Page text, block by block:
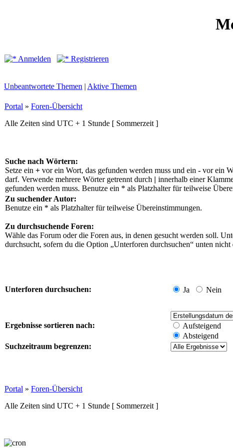
Anmelden
Registrieren
Unbeantwortete Themen | Aktive Themen
Portal » Foren-Übersicht
Alle Zeiten sind UTC + 1 Stunde [ Sommerzeit ]
Suche nach Wörtern:
Setze ein + vor ein Wort, das gefunden werden muss und ein - vor ein
darf. Verwende mehrere Wörter getrennt durch | innerhalb einer
gefunden werden muss. Benutze ein * als Platzhalter für teilweise
Zu suchender Autor:
Benutze ein * als Platzhalter für teilweise Übereinstimmungen.
Zu durchsuchende Foren:
Wähle das Forum oder die Foren aus, in denen gesucht werden soll.
durchsucht, sofern du die Option „Unterforen durchsuchen“ unten nicht
Unterforen durchsuchen: Ja Nein
Ergebnisse sortieren nach:
Aufsteigend
Absteigend
Suchzeitraum begrenzen:
Portal » Foren-Übersicht
Alle Zeiten sind UTC + 1 Stunde [ Sommerzeit ]